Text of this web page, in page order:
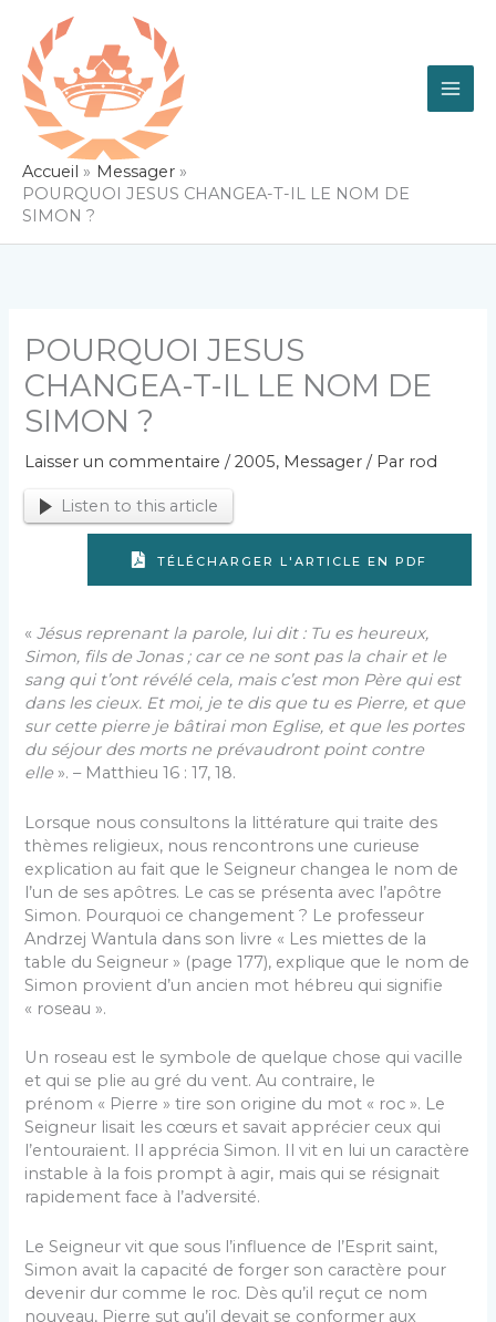
contenu
Accueil
Messager
POURQUOI JESUS CHANGEA-T-IL LE NOM DE
SIMON ?
POURQUOI JESUS
CHANGEA-T-IL LE NOM DE
SIMON ?
Laisser un commentaire /2005, Messager / Par rod
Listen to this article
TÉLÉCHARGER L'ARTICLE EN PDF
«Jésus reprenant la parole, lui dit : Tu es heureux,
Simon, fils de Jonas ; car ce ne sont pas la chair et le
sang qui t’ont révélé cela, mais c’est mon Père qui est
dans les cieux. Et moi, je te dis que tu es Pierre, et que
sur cette pierre je bâtirai mon Eglise, et que les portes
du séjour des morts ne prévaudront point contre
elle». – Matthieu 16 : 17, 18.
Lorsque nous consultons la littérature qui traite des
thèmes religieux, nous rencontrons une curieuse
explication au fait que le Seigneur changea le nom de
l’un de ses apôtres. Le cas se présenta avec l’apôtre
Simon. Pourquoi ce changement ? Le professeur
Andrzej Wantula dans son livre « Les miettes de la
table du Seigneur » (page 177), explique que le nom de
Simon provient d’un ancien mot hébreu qui signifie
« roseau ».
Un roseau est le symbole de quelque chose qui vacille
et qui se plie au gré du vent. Au contraire, le
prénom « Pierre » tire son origine du mot « roc ». Le
Seigneur lisait les cœurs et savait apprécier ceux qui
l’entouraient. Il apprécia Simon. Il vit en lui un caractère
instable à la fois prompt à agir, mais qui se résignait
rapidement face à l’adversité.
Le Seigneur vit que sous l’influence de l’Esprit saint,
Simon avait la capacité de forger son caractère pour
devenir dur comme le roc. Dès qu’il reçut ce nom
nouveau, Pierre sut qu’il devait se conformer aux